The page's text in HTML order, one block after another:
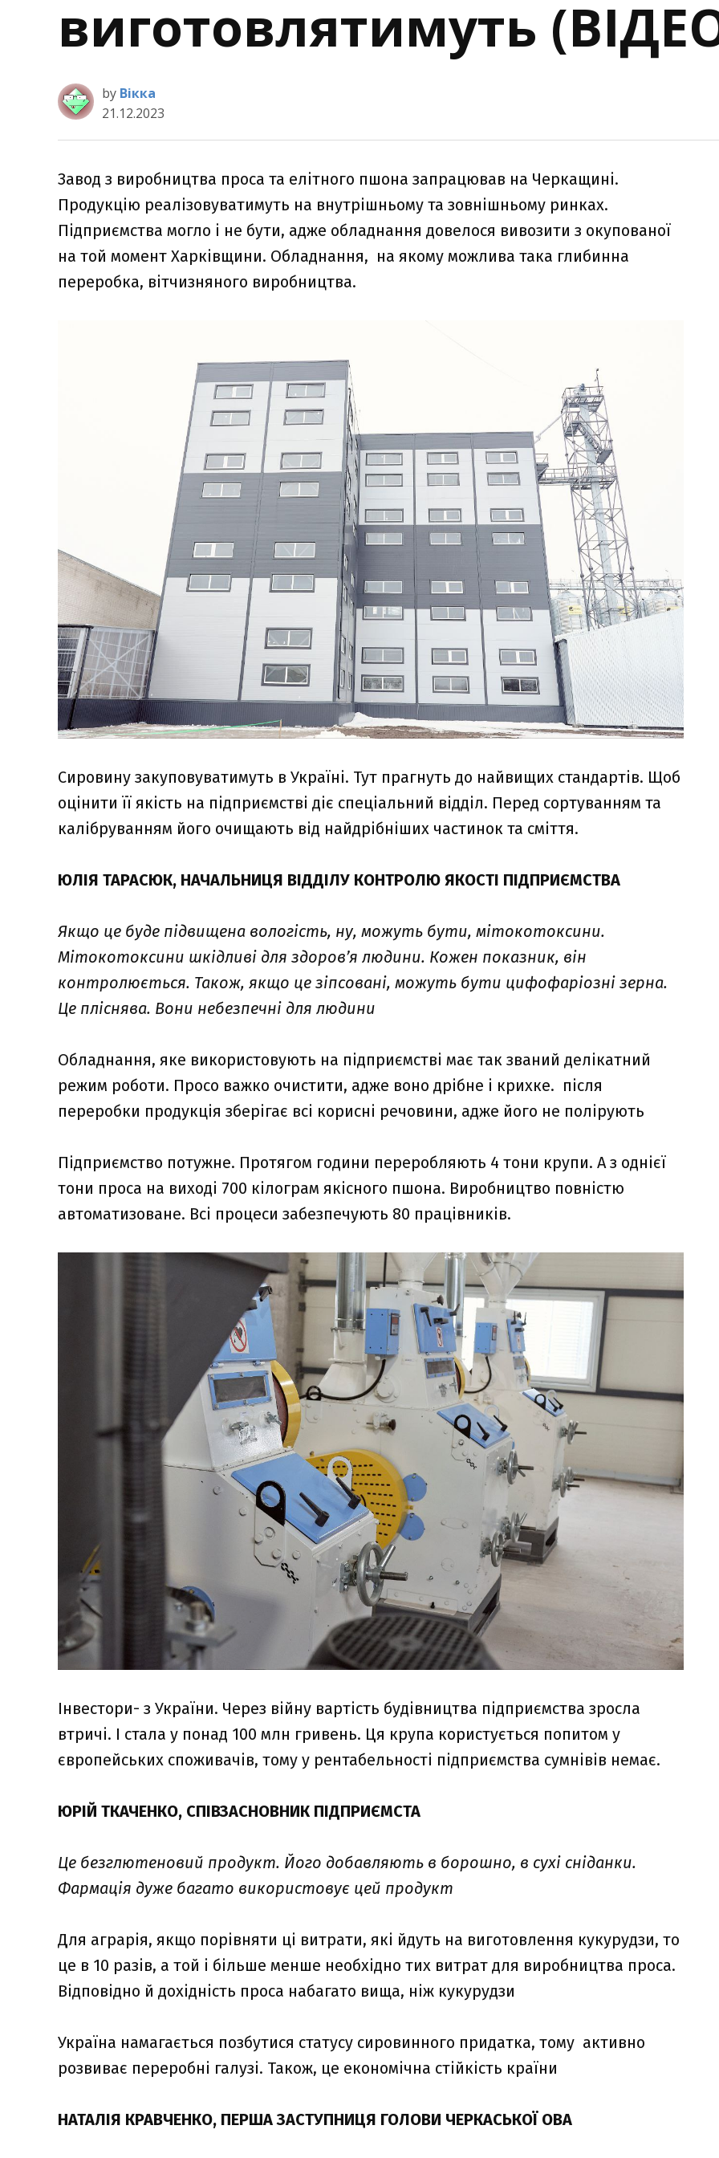
виготовлятимуть
by Вікка
21.12.2023
Завод з виробництва проса та елітного пшона запрацював на Черкащині.
Продукцію реалізовуватимуть на внутрішньому та зовнішньому ринках.
Підприємства могло і не бути, адже обладнання довелося вивозити з окупованої
на той момент Харківщини. Обладнання, на якому можлива така глибинна
переробка, вітчизняного виробництва.
Сировину закуповуватимуть в Україні. Тут прагнуть до найвищих стандартів. Щоб
оцінити її якість на підприємстві діє спеціальний відділ. Перед сортуванням та
калібруванням його очищають від найдрібніших частинок та сміття.
ЮЛІЯ ТАРАСЮК, НАЧАЛЬНИЦЯ ВІДДІЛУ КОНТРОЛЮ ЯКОСТІ ПІДПРИЄМСТВА
Якщо це буде підвищена вологість, ну, можуть бути, мітокотоксини.
Мітокотоксини шкідливі для здоров’я людини. Кожен показник, він
контролюється. Також, якщо це зіпсовані, можуть бути цифофаріозні зерна.
Це пліснява. Вони небезпечні для людини
Обладнання, яке використовують на підприємстві має так званий делікатний
режим роботи. Просо важко очистити, адже воно дрібне і крихке. після
переробки продукція зберігає всі корисні речовини, адже його не полірують
Підприємство потужне. Протягом години переробляють 4 тони крупи. А з однієї
тони проса на виході 700 кілограм якісного пшона. Виробництво повністю
автоматизоване. Всі процеси забезпечують 80 працівників.
Інвестори- з України. Через війну вартість будівництва підприємства зросла
втричі. І стала у понад 100 млн гривень. Ця крупа користується попитом у
європейських споживачів, тому у рентабельності підприємства сумнівів немає.
ЮРІЙ ТКАЧЕНКО, СПІВЗАСНОВНИК ПІДПРИЄМСТА
Це безглютеновий продукт. Його добавляють в борошно, в сухі сніданки.
Фармація дуже багато використовує цей продукт
Для аграрія, якщо порівняти ці витрати, які йдуть на виготовлення кукурудзи, то
це в 10 разів, а той і більше менше необхідно тих витрат для виробництва проса.
Відповідно й дохідність проса набагато вища, ніж кукурудзи
Україна намагається позбутися статусу сировинного придатка, тому активно
розвиває переробні галузі. Також, це економічна стійкість країни
НАТАЛІЯ КРАВЧЕНКО, ПЕРША ЗАСТУПНИЦЯ ГОЛОВИ ЧЕРКАСЬКОЇ ОВА